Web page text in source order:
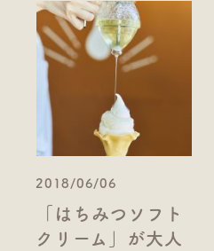
2018/06/06
「はちみつソフト
クリーム」が大人